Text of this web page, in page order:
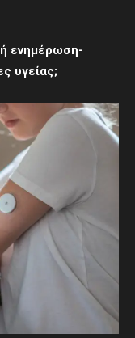
ενημέρωση-
υγείας;